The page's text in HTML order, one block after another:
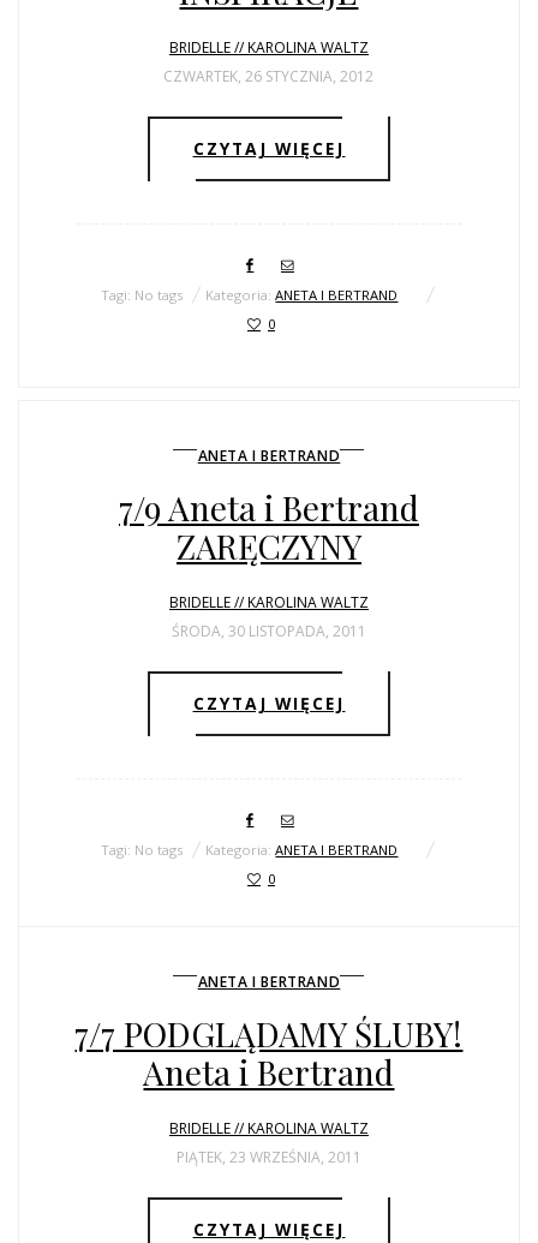
BRIDELLE // KAROLINA WALTZ
CZWARTEK, 26 STYCZNIA, 2012
CZYTAJ WIĘCEJ
Tagi: No tags Kategoria:ANETA I BERTRAND
0
ANETA I BERTRAND
7/9 Aneta i Bertrand
ZARĘCZYNY
BRIDELLE // KAROLINA WALTZ
ŚRODA, 30 LISTOPADA, 2011
CZYTAJ WIĘCEJ
Tagi: No tags Kategoria:ANETA I BERTRAND
0
ANETA I BERTRAND
7/7 PODGLĄDAMY ŚLUBY!
Aneta i Bertrand
BRIDELLE // KAROLINA WALTZ
PIĄTEK, 23 WRZEŚNIA, 2011
CZYTAJ WIĘCEJ